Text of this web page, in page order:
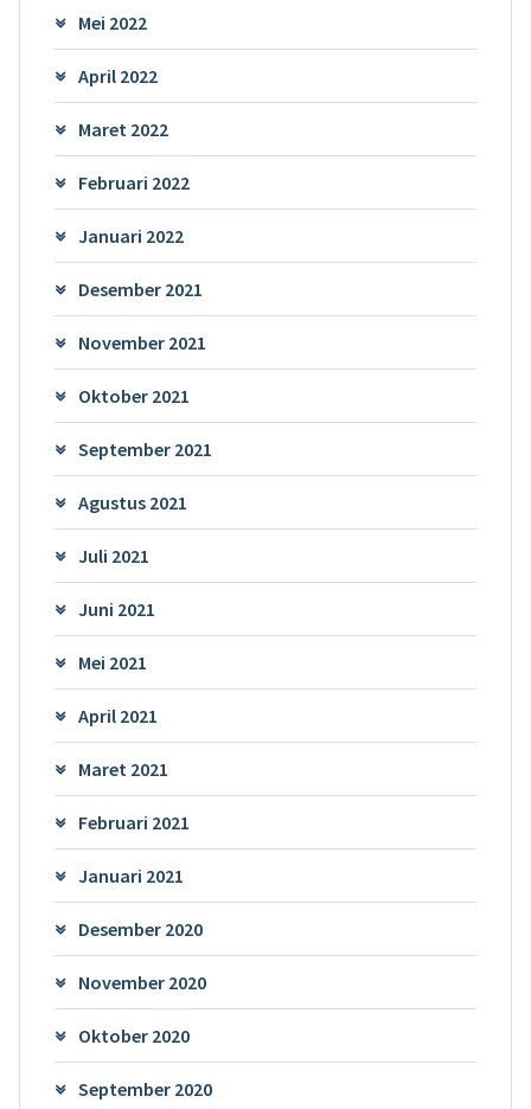
Mei 2022
April 2022
Maret 2022
Februari 2022
Januari 2022
Desember 2021
November 2021
Oktober 2021
September 2021
Agustus 2021
Juli 2021
Juni 2021
Mei 2021
April 2021
Maret 2021
Februari 2021
Januari 2021
Desember 2020
November 2020
Oktober 2020
September 2020